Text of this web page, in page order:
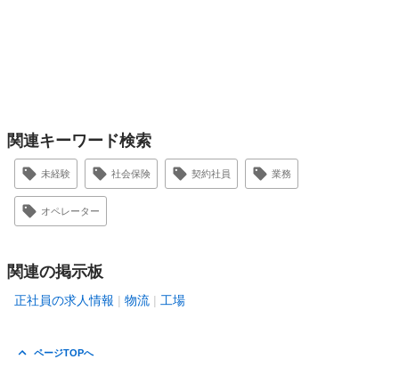
関連キーワード検索
未経験 社会保険 契約社員 業務
オペレーター
関連の掲示板
正社員の求人情報 物流 工場
ページTOPへ